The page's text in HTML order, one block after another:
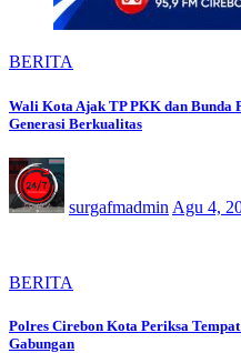
BERITA
Wali Kota Ajak TP PKK dan Bunda
Generasi Berkualitas
surgafmadmin Agu 4,
BERITA
Polres Cirebon Kota Periksa
Gabungan